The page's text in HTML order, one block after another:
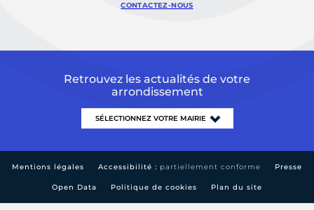
CONTACTEZ-NOUS
Retrouvez les actualités de votre
arrondissement
Mentions légales Accessibilité : partiellement conforme Presse
Open Data Politique de cookies Plan du site